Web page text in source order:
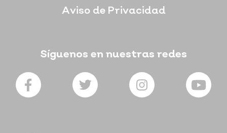
Aviso de Privacidad
Síguenos en nuestras redes